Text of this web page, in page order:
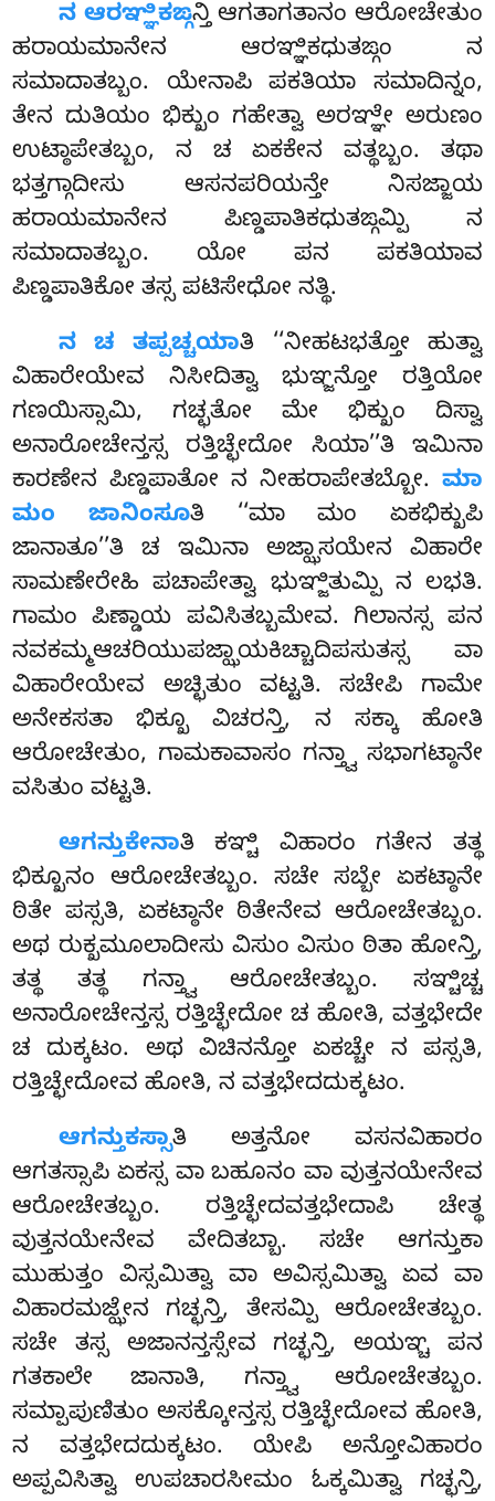
ನ ಆರಞ್ಞಿಕಙ್ಗನ್ತಿ ಆಗತಾಗತಾನಂ ಆರೋಚೇತುಂ
ಹರಾಯಮಾನೇನ ಆರಞ್ಞಿಕಧುತಙ್ಗಂ ನ
ಸಮಾದಾತಬ್ಬಂ. ಯೇನಾಪಿ ಪಕತಿಯಾ ಸಮಾದಿನ್ನಂ,
ತೇನ ದುತಿಯಂ ಭಿಕ್ಖುಂ ಗಹೇತ್ವಾ ಅರಞ್ಞೇ ಅರುಣಂ
ಉಟ್ಠಾಪೇತಬ್ಬಂ, ನ ಚ ಏಕಕೇನ ವತ್ಥಬ್ಬಂ. ತಥಾ
ಭತ್ತಗ್ಗಾದೀಸು ಆಸನಪರಿಯನ್ತೇ ನಿಸಜ್ಜಾಯ
ಹರಾಯಮಾನೇನ ಪಿಣ್ಡಪಾತಿಕಧುತಙ್ಗಮ್ಪಿ ನ
ಸಮಾದಾತಬ್ಬಂ. ಯೋ ಪನ ಪಕತಿಯಾವ
ಪಿಣ್ಡಪಾತಿಕೋತಸ್ಸ ಪಟಿಸೇಧೋ ನತ್ಥಿ.
ನ ಚ ತಪ್ಪಚ್ಚಯಾತಿ ‘‘ನೀಹಟಭತ್ತೋ ಹುತ್ವಾ
ವಿಹಾರೇಯೇವ ನಿಸೀದಿತ್ವಾ ಭುಞ್ಜನ್ತೋ ರತ್ತಿಯೋ
ಗಣಯಿಸ್ಸಾಮಿ, ಗಚ್ಛತೋ ಮೇ ಭಿಕ್ಖುಂ ದಿಸ್ವಾ
ಅನಾರೋಚೇನ್ತಸ್ಸ ರತ್ತಿಚ್ಛೇದೋ ಸಿಯಾ’’ತಿ ಇಮಿನಾ
ಕಾರಣೇನ ಪಿಣ್ಡಪಾತೋ ನ ನೀಹರಾಪೇತಬ್ಬೋ. ಮಾ
ಮಂ ಜಾನಿಂಸೂತಿ ‘‘ಮಾ ಮಂ ಏಕಭಿಕ್ಖುಪಿ
ಜಾನಾತೂ’’ತಿ ಚ ಇಮಿನಾ ಅಜ್ಝಾಸಯೇನ ವಿಹಾರೇ
ಸಾಮಣೇರೇಹಿ ಪಚಾಪೇತ್ವಾ ಭುಞ್ಜಿತುಮ್ಪಿ ನ ಲಭತಿ.
ಗಾಮಂ ಪಿಣ್ಡಾಯ ಪವಿಸಿತಬ್ಬಮೇವ. ಗಿಲಾನಸ್ಸ ಪನ
ನವಕಮ್ಮಆಚರಿಯುಪಜ್ಝಾಯಕಿಚ್ಚಾದಿಪಸುತಸ್ಸ ವಾ
ವಿಹಾರೇಯೇವ ಅಚ್ಛಿತುಂ ವಟ್ಟತಿ. ಸಚೇಪಿ ಗಾಮೇ
ಅನೇಕಸತಾ ಭಿಕ್ಖೂ ವಿಚರನ್ತಿ, ನ ಸಕ್ಕಾ ಹೋತಿ
ಆರೋಚೇತುಂ, ಗಾಮಕಾವಾಸಂ ಗನ್ತ್ವಾ ಸಭಾಗಟ್ಠಾನೇ
ವಸಿತುಂ ವಟ್ಟತಿ.
ಆಗನ್ತುಕೇನಾತಿ ಕಞ್ಚಿ ವಿಹಾರಂ ಗತೇನ ತತ್ಥ
ಭಿಕ್ಖೂನಂ ಆರೋಚೇತಬ್ಬಂ. ಸಚೇ ಸಬ್ಬೇ ಏಕಟ್ಠಾನೇ
ಠಿತೇ ಪಸ್ಸತಿ, ಏಕಟ್ಠಾನೇ ಠಿತೇನೇವ ಆರೋಚೇತಬ್ಬಂ.
ಅಥ ರುಕ್ಖಮೂಲಾದೀಸು ವಿಸುಂ ವಿಸುಂ ಠಿತಾ ಹೋನ್ತಿ,
ತತ್ಥ ತತ್ಥ ಗನ್ತ್ವಾ ಆರೋಚೇತಬ್ಬಂ. ಸಞ್ಚಿಚ್ಚ
ಅನಾರೋಚೇನ್ತಸ್ಸ ರತ್ತಿಚ್ಛೇದೋ ಚ ಹೋತಿ, ವತ್ತಭೇದೇ
ಚ ದುಕ್ಕಟಂ. ಅಥ ವಿಚಿನನ್ತೋ ಏಕಚ್ಚೇ ನ ಪಸ್ಸತಿ,
ರತ್ತಿಚ್ಛೇದೋವ ಹೋತಿ, ನ ವತ್ತಭೇದದುಕ್ಕಟಂ.
ಆಗನ್ತುಕಸ್ಸಾತಿ ಅತ್ತನೋ ವಸನವಿಹಾರಂ
ಆಗತಸ್ಸಾಪಿ ಏಕಸ್ಸ ವಾ ಬಹೂನಂ ವಾ ವುತ್ತನಯೇನೇವ
ಆರೋಚೇತಬ್ಬಂ. ರತ್ತಿಚ್ಛೇದವತ್ತಭೇದಾಪಿ ಚೇತ್ಥ
ವುತ್ತನಯೇನೇವ ವೇದಿತಬ್ಬಾ. ಸಚೇ ಆಗನ್ತುಕಾ
ಮುಹುತ್ತಂ ವಿಸ್ಸಮಿತ್ವಾ ವಾ ಅವಿಸ್ಸಮಿತ್ವಾ ಏವ ವಾ
ವಿಹಾರಮಜ್ಝೇನ ಗಚ್ಛನ್ತಿ, ತೇಸಮ್ಪಿ ಆರೋಚೇತಬ್ಬಂ.
ಸಚೇ ತಸ್ಸ ಅಜಾನನ್ತಸ್ಸೇವ ಗಚ್ಛನ್ತಿ, ಅಯಞ್ಚ ಪನ
ಗತಕಾಲೇ ಜಾನಾತಿ, ಗನ್ತ್ವಾ ಆರೋಚೇತಬ್ಬಂ.
ಸಮ್ಪಾಪುಣಿತುಂ ಅಸಕ್ಕೋನ್ತಸ್ಸ ರತ್ತಿಚ್ಛೇದೋವ ಹೋತಿ,
ನ ವತ್ತಭೇದದುಕ್ಕಟಂ. ಯೇಪಿ ಅನ್ತೋವಿಹಾರಂ
ಅಪ್ಪವಿಸಿತ್ವಾ ಉಪಚಾರಸೀಮಂ ಓಕ್ಕಮಿತ್ವಾ ಗಚ್ಛನ್ತಿ,